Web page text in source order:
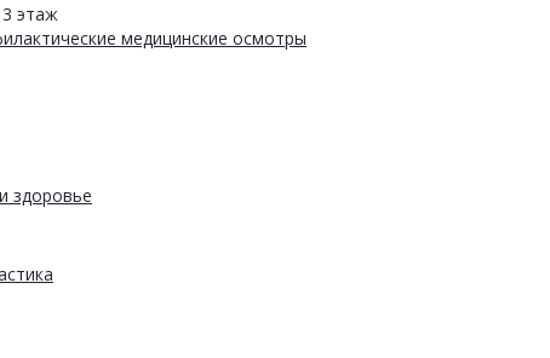
медицинские осмотры
здоровье
этаж